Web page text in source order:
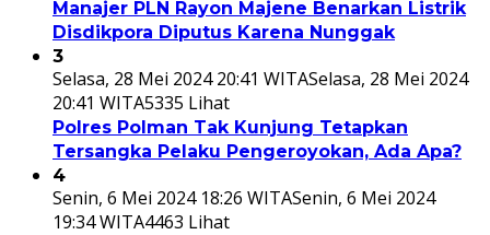
Manajer PLN Rayon Majene Benarkan Listrik
Disdikpora Diputus Karena Nunggak
3
Selasa, 28 Mei 2024 20:41 WITASelasa, 28 Mei 2024
20:41 WITA5335 Lihat
Polres Polman Tak Kunjung Tetapkan
Tersangka Pelaku Pengeroyokan, Ada Apa?
4
Senin, 6 Mei 2024 18:26 WITASenin, 6 Mei 2024
19:34 WITA4463 Lihat